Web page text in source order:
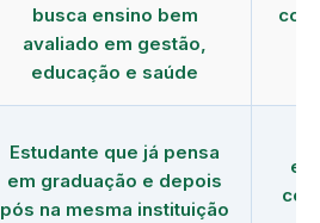
busca ensino bem
avaliado em gestão,
educação e saúde
Estudante que já pensa
em graduação e depois
pós na mesma instituição